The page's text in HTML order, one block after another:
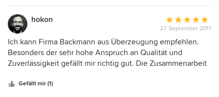
die Jungs von Backmann geleistet haben, Hammer!
Absolut passgenauer Einbau. Super Design und sowas von
professionell. Hab echt nicht erwartet sowas außerhalb von
Küchenstudios zu einem erschwinglichen Preis zu
bekommen. Ich bin total glücklich.
hokon
Bewertung:
5
von
5
27. September 2017
Ich kann Firma Backmann aus Überzeugung empfehlen.
Besonders der sehr hohe Anspruch an Qualität und
Zuverlässigkeit gefällt mir richtig gut. Die Zusammenarbeit
mich schon auf weitere gemeinsame Projekte.
Gefällt mir (1)